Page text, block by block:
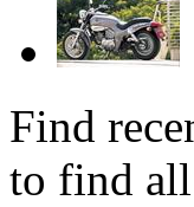
Find
to find